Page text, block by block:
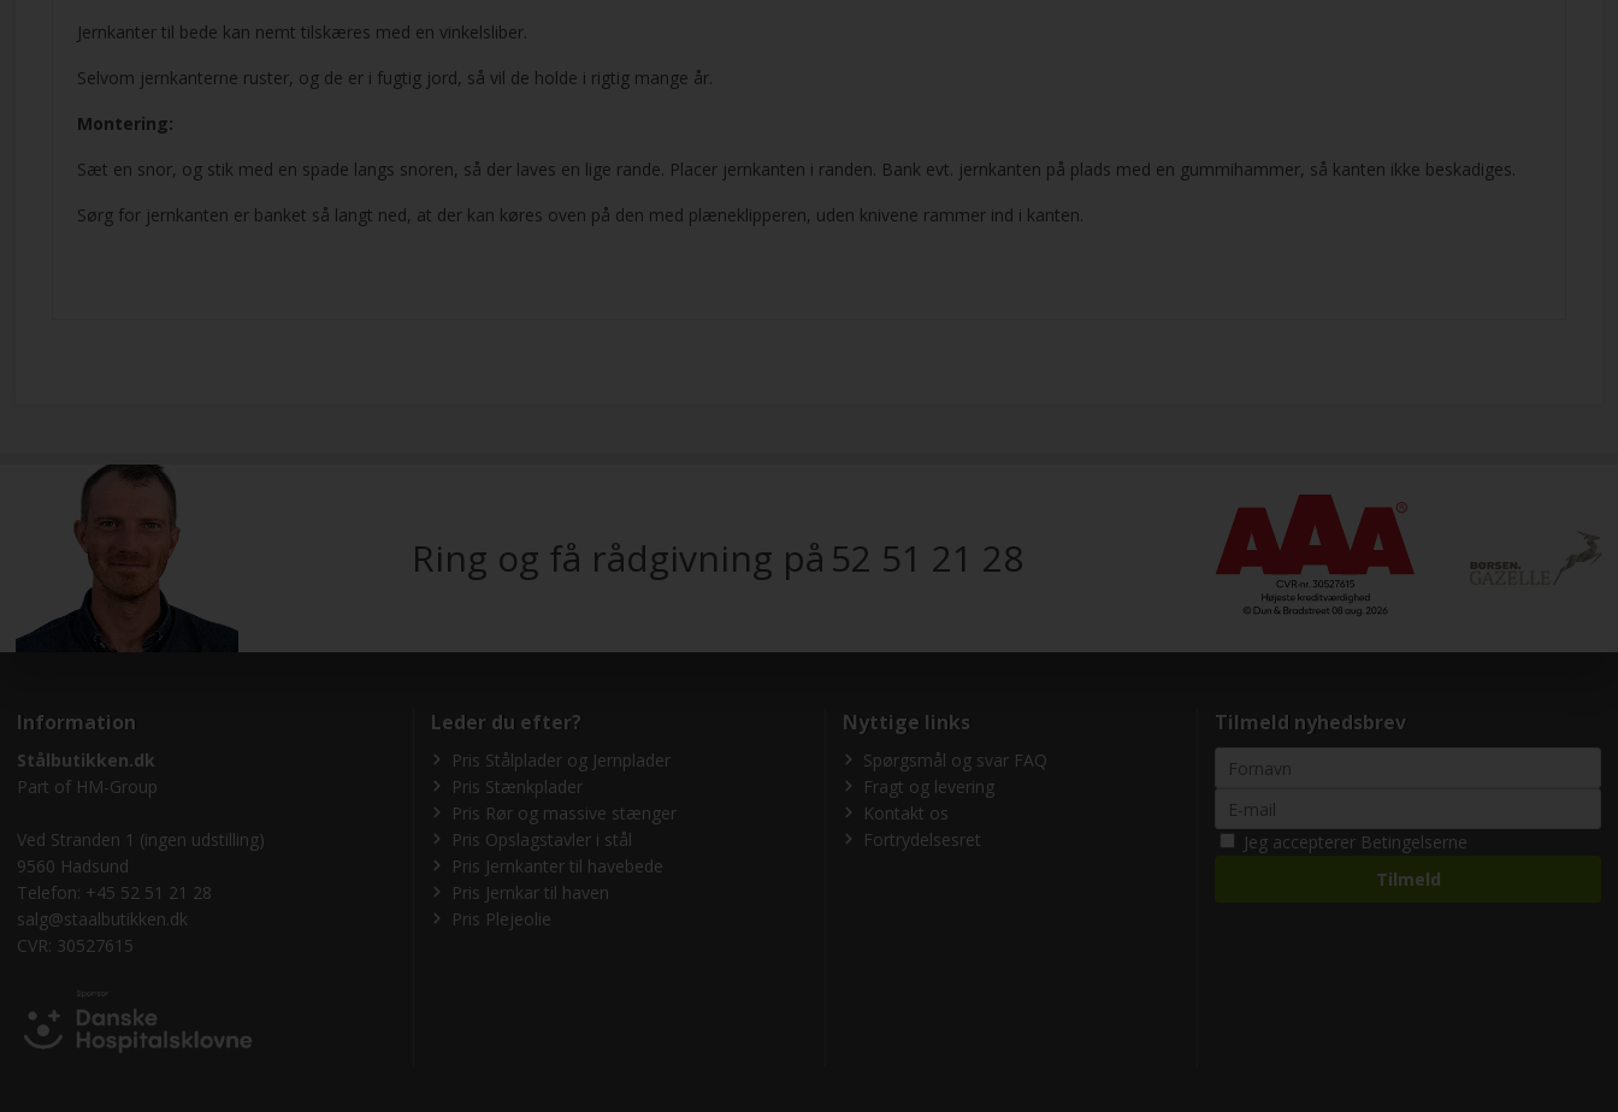
Jernkanter til bede kan nemt tilskæres med en vinkelsliber.
Selvom jernkanterne ruster, og de er i fugtig jord, så vil de holde i rigtig mange år.
Montering:
Sæt en snor, og stik med en spade langs snoren, så der laves en lige rande. Placer jernkanten i randen. Bank evt. jernkanten på plads med en gummihammer, så kanten ikke beskadiges.
Sørg for jernkanten er banket så langt ned, at der kan køres oven på den med plæneklipperen, uden knivene rammer ind i kanten.
Ring og få rådgivning på 52 51 21 28
Information
Stålbutikken.dk
Part of HM-Group
Ved Stranden 1 (ingen udstilling)
9560 Hadsund
Telefon: +45 52 51 21 28
salg@staalbutikken.dk
CVR: 30527615
Leder du efter?
Pris Stålplader og Jernplader
Pris Stænkplader
Pris Rør og massive stænger
Pris Opslagstavler i stål
Pris Jernkanter til havebede
Pris Jernkar til haven
Pris Plejeolie
Nyttige links
Spørgsmål og svar FAQ
Fragt og levering
Kontakt os
Fortrydelsesret
Tilmeld nyhedsbrev
Jeg accepterer Betingelserne